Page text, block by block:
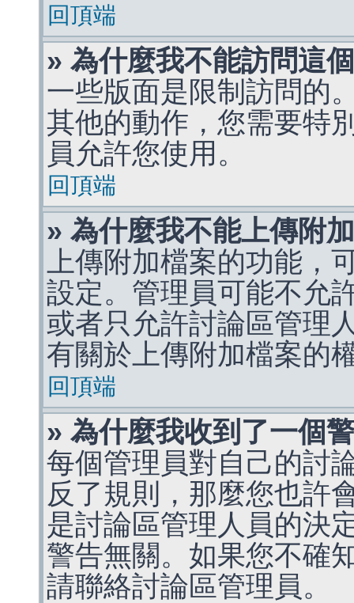
回頂端
» 為什麼我不能訪問這
一些版面是限制訪問的
其他的動作，您需要特
員允許您使用。
回頂端
» 為什麼我不能上傳附
上傳附加檔案的功能，
設定。管理員可能不允
或者只允許討論區管理
有關於上傳附加檔案的
回頂端
» 為什麼我收到了一個
每個管理員對自己的討
反了規則，那麼您也許
是討論區管理人員的決
警告無關。如果您不確
請聯絡討論區管理員。